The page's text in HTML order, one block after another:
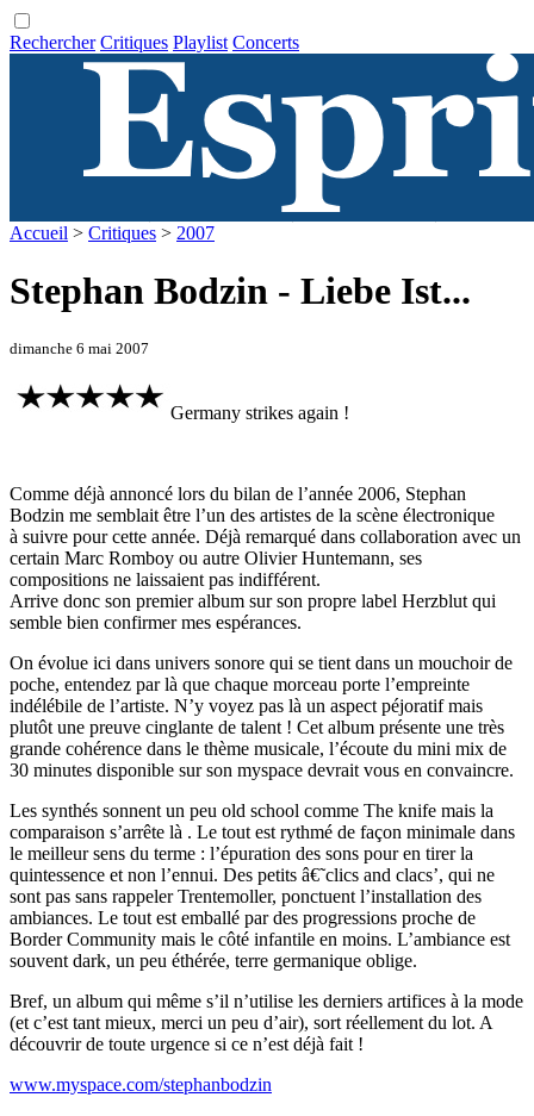
Rechercher Critiques Playlist Concerts
Accueil > Critiques > 2007
Stephan Bodzin - Liebe Ist...
dimanche 6 mai 2007
Germany strikes again !
Comme déjà annoncé lors du bilan de l’année 2006, Stephan
Bodzin me semblait être l’un des artistes de la scène électronique
à suivre pour cette année. Déjà remarqué dans collaboration avec un
certain Marc Romboy ou autre Olivier Huntemann, ses
compositions ne laissaient pas indifférent.
Arrive donc son premier album sur son propre label Herzblut qui
semble bien confirmer mes espérances.
On évolue ici dans univers sonore qui se tient dans un mouchoir de
poche, entendez par là que chaque morceau porte l’empreinte
indélébile de l’artiste. N’y voyez pas là un aspect péjoratif mais
plutôt une preuve cinglante de talent ! Cet album présente une très
grande cohérence dans le thème musicale, l’écoute du mini mix de
30 minutes disponible sur son myspace devrait vous en convaincre.
Les synthés sonnent un peu old school comme The knife mais la
comparaison s’arrête là . Le tout est rythmé de façon minimale dans
le meilleur sens du terme : l’épuration des sons pour en tirer la
quintessence et non l’ennui. Des petits â€˜clics and clacs’, qui ne
sont pas sans rappeler Trentemoller, ponctuent l’installation des
ambiances. Le tout est emballé par des progressions proche de
Border Community mais le côté infantile en moins. L’ambiance est
souvent dark, un peu éthérée, terre germanique oblige.
Bref, un album qui même s’il n’utilise les derniers artifices à la mode
(et c’est tant mieux, merci un peu d’air), sort réellement du lot. A
découvrir de toute urgence si ce n’est déjà fait !
www.myspace.com/stephanbodzin